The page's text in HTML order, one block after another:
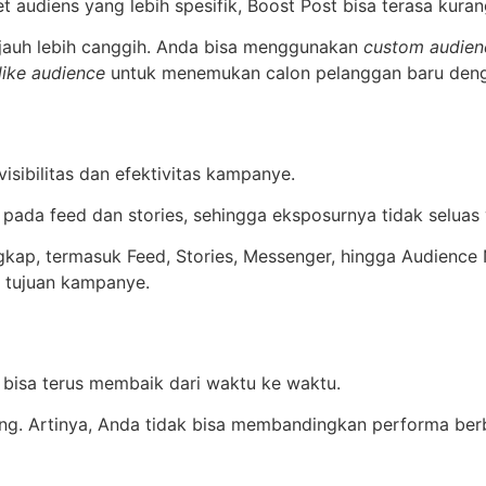
audiens yang lebih spesifik, Boost Post bisa terasa
lebih canggih. Anda bisa menggunakan custom
audience untuk menemukan calon pelanggan baru
dan efektivitas kampanye.
feed dan stories, sehingga eksposurnya tidak
termasuk Feed, Stories, Messenger, hingga
kampanye.
terus membaik dari waktu ke waktu.
Artinya, Anda tidak bisa membandingkan performa